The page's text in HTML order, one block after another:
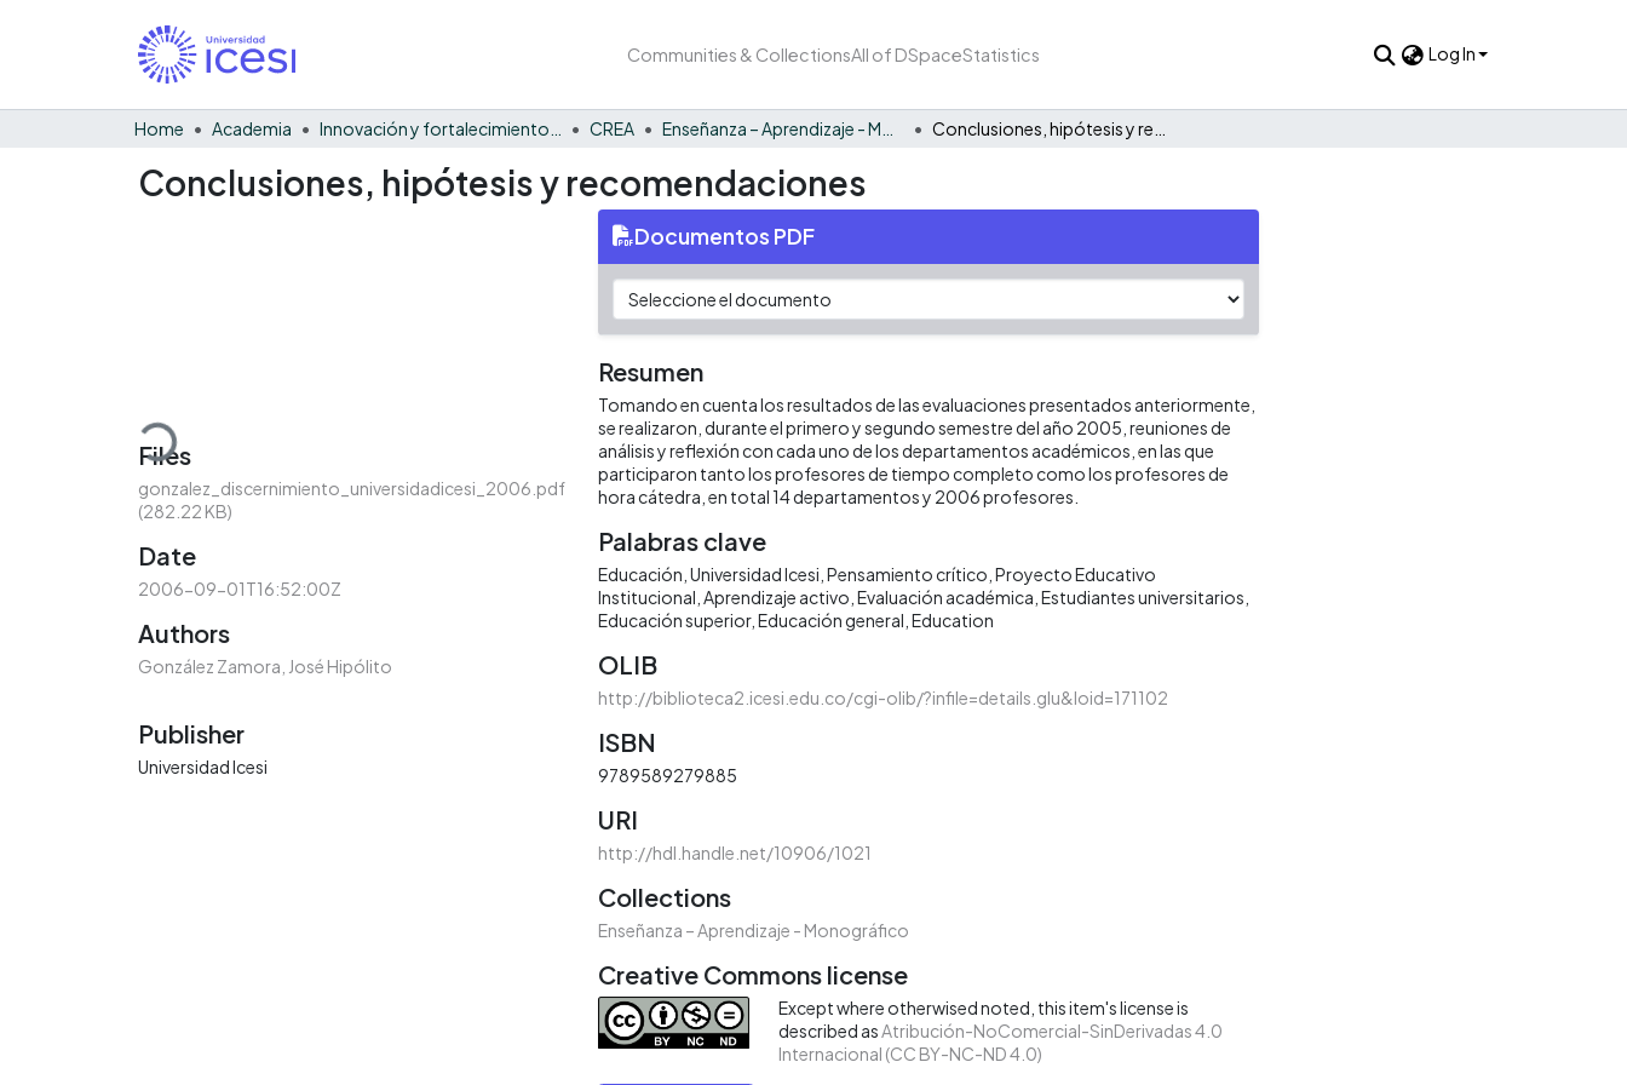
Communities & CollectionsAll of DSpaceStatistics Log In
Home Academia CREA
Conclusiones, hipótesis y recomendaciones
Loading...
Files
gonzalez_discernimiento_universidadicesi_2006.pdf
(282.22 KB)
Date
2006-09-01T16:52:00Z
Authors
González Zamora, José Hipólito
Publisher
Universidad Icesi
Documentos PDF
Resumen
Tomando en cuenta los resultados de las evaluaciones presentados anteriormente,
se realizaron, durante el primero y segundo semestre del año 2005, reuniones de
análisis y reflexión con cada uno de los departamentos académicos, en las que
participaron tanto los profesores de tiempo completo como los profesores de
hora cátedra, en total 14 departamentos y 2006 profesores.
Palabras clave
Educación Universidad Icesi Pensamiento crítico Proyecto Educativo
Institucional Aprendizaje activo Evaluación académica Estudiantes universitarios
Educación superior Educación general Education
OLIB
http://biblioteca2.icesi.edu.co/cgi-olib/?infile=details.glu&loid=171102
ISBN
9789589279885
URI
http://hdl.handle.net/10906/1021
Collections
Enseñanza – Aprendizaje - Monográfico
Creative Commons license
Except where otherwised noted, this item's license is
described as Atribución-NoComercial-SinDerivadas 4.0
Internacional (CC BY-NC-ND 4.0)